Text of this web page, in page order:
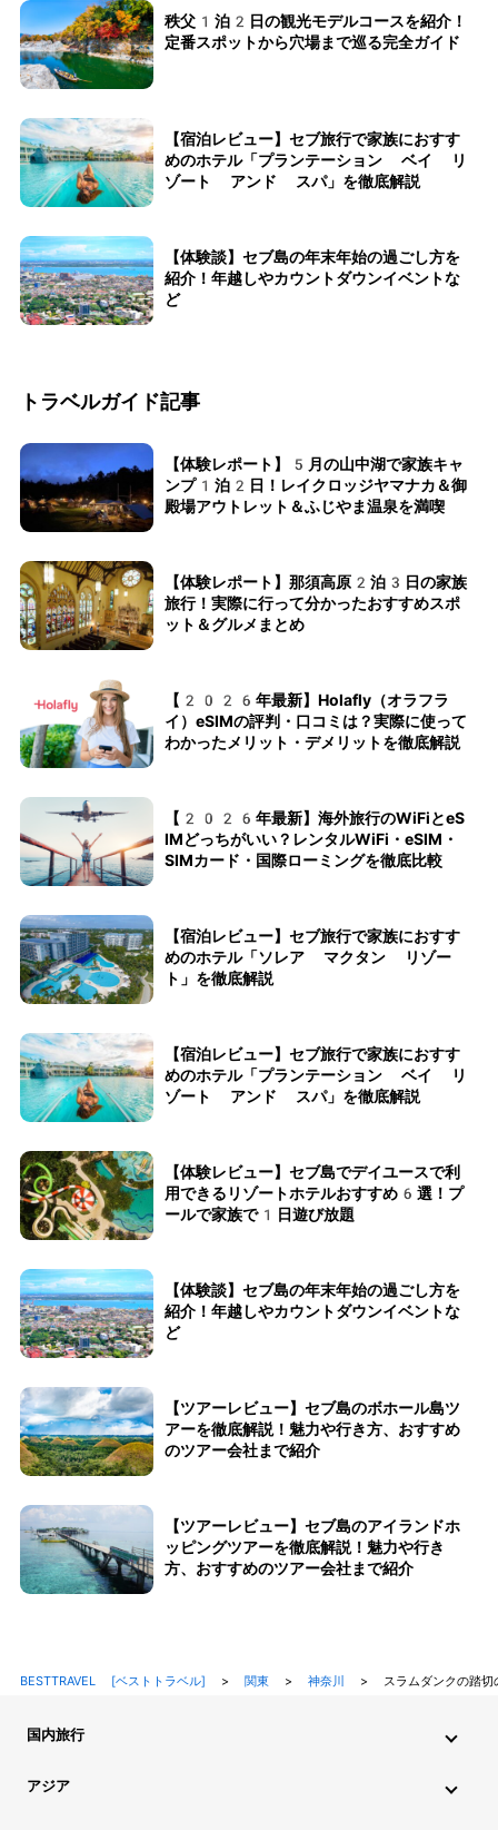
秩父1泊2日の観光モデルコースを紹介！
定番スポットから穴場まで巡る完全ガイド
【宿泊レビュー】セブ旅行で家族におすす
めのホテル「プランテーション ベイ リ
ゾート アンド スパ」を徹底解説
【体験談】セブ島の年末年始の過ごし方を
紹介！年越しやカウントダウンイベントな
ど
トラベルガイド記事
【体験レポート】5月の山中湖で家族キャ
ンプ1泊2日！レイクロッジヤマナカ＆御
殿場アウトレット＆ふじやま温泉を満喫
【体験レポート】那須高原2泊3日の家族
旅行！実際に行って分かったおすすめスポ
ット＆グルメまとめ
【2026年最新】Holafly（オラフラ
イ）eSIMの評判・口コミは？実際に使って
わかったメリット・デメリットを徹底解説
【2026年最新】海外旅行のWiFiとeS
IMどっちがいい？レンタルWiFi・eSIM・
SIMカード・国際ローミングを徹底比較
【宿泊レビュー】セブ旅行で家族におすす
めのホテル「ソレア マクタン リゾー
ト」を徹底解説
【宿泊レビュー】セブ旅行で家族におすす
めのホテル「プランテーション ベイ リ
ゾート アンド スパ」を徹底解説
【体験レビュー】セブ島でデイユースで利
用できるリゾートホテルおすすめ6選！プ
ールで家族で1日遊び放題
【体験談】セブ島の年末年始の過ごし方を
紹介！年越しやカウントダウンイベントな
ど
【ツアーレビュー】セブ島のボホール島ツ
アーを徹底解説！魅力や行き方、おすすめ
のツアー会社まで紹介
【ツアーレビュー】セブ島のアイランドホ
ッピングツアーを徹底解説！魅力や行き
方、おすすめのツアー会社まで紹介
BESTTRAVEL [ベストトラベル] > 関東> 神奈川 > スラムダンクの踏
国内旅行
アジア